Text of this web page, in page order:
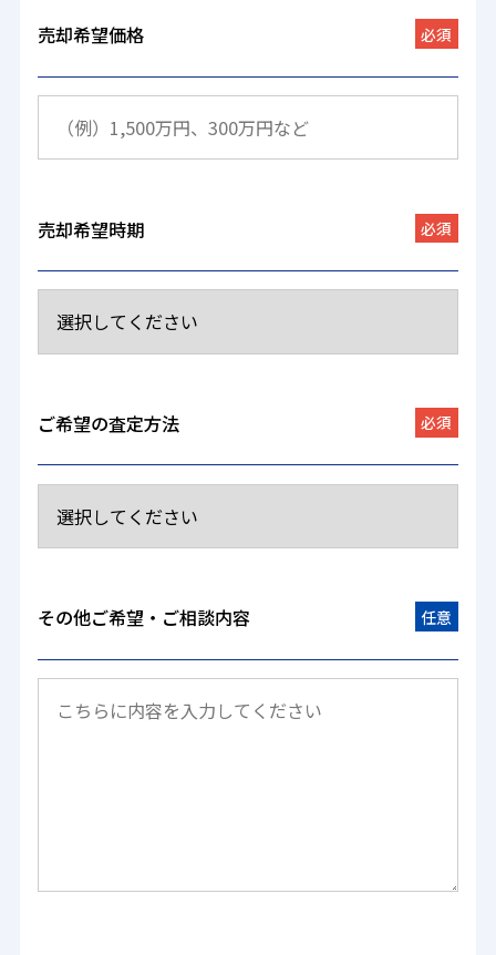
売却希望価格 必須
売却希望時期 必須
ご希望の査定方法 必須
その他ご希望・ご相談内容 任意